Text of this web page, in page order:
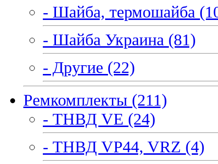
- Шайба, термошайба
- Шайба Украина (81)
- Другие (22)
Ремкомплекты (211)
- ТНВД VE (24)
- ТНВД VP44, VRZ (4)